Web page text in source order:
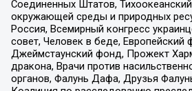
Соединенных Штатов,
окружающей среды и природных
Россия, Всемирный конгресс
совет, Человек в беде,
Джеймстаунский фонд, Прожект
дракона, Врачи против
органов, Фалунь Дафа, Друзья